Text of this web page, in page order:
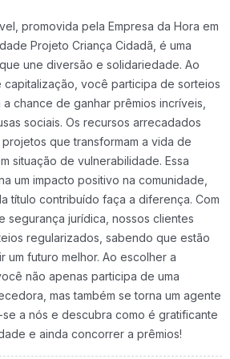
promovida pela Empresa da Hora em
Projeto Criança Cidadã, é uma
une diversão e solidariedade. Ao
capitalização, você participa de sorteios
chance de ganhar prêmios incríveis,
sociais. Os recursos arrecadados
que transformam a vida de
situação de vulnerabilidade. Essa
um impacto positivo na comunidade,
título contribuído faça a diferença. Com
segurança jurídica, nossos clientes
regularizados, sabendo que estão
um futuro melhor. Ao escolher a
não apenas participa de uma
mas também se torna um agente
a nós e descubra como é gratificante
e ainda concorrer a prêmios!